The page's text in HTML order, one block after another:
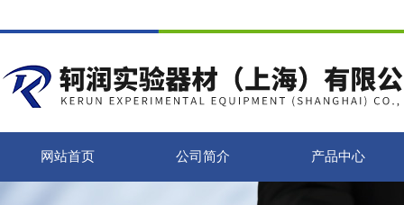
网站首页 公司简介 产品中心